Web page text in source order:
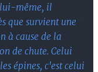
lui-même, il
que survient une
à cause de la
de chute. Celui
épines, c'est celui